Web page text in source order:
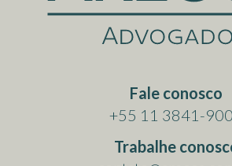
Fale conosco
+55 11 3841-
Trabalhe